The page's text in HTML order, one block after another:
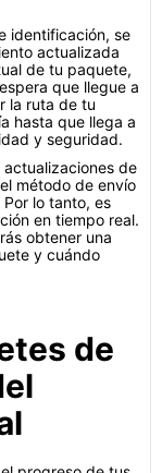
identificación, se
actualizada
de tu paquete,
que llegue a
la ruta de tu
hasta que llega a
y seguridad.
de
método de envío
lo tanto, es
en tiempo real.
obtener una
y cuándo
de